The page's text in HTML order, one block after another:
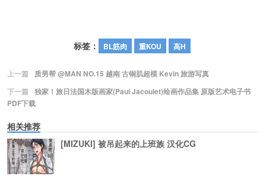
标签： BL筋肉 重KOU 高H
上一篇
质男帮 @MAN NO.15 越南 古铜肌超模 Kevin 旅游写真
下一篇 独家！旅日法国木版画家(Paul Jacoulet)绘画作品集 原版艺术电子书
PDF下载
相关推荐
[MIZUKI] 被吊起来的上班族 汉化CG